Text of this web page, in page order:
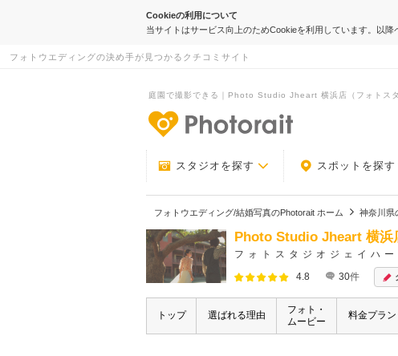
Cookieの利用について
当サイトはサービス向上のためCookieを利用しています。以
フォトウエディングの決め手が見つかるクチコミサイト
庭園で撮影できる｜Photo Studio Jheart 横浜店（フォトス
スタジオを探す スポットを探す
フォトウエディング/結婚写真のPhotorait ホーム 神奈川県
Photo Studio Jheart 横浜
フォトスタジオジェイハー
4.8
30件
トップ 選ばれる理由
フォト・
ムービー
料金プラン